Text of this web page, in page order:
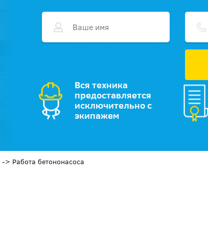
Вся техника
предоставляется
исключительно с
экипажем
-> Работа бетононасоса